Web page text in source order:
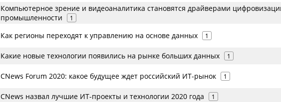
Компьютерное зрение и видеоаналитика становятся драйверами
промышленности
1
Как регионы переходят к управлению на основе данных 1
Какие новые технологии появились на рынке больших данных 1
CNews Forum 2020: какое будущее ждет российский ИТ-рынок 1
CNews назвал лучшие ИТ-проекты и технологии 2020 года 1